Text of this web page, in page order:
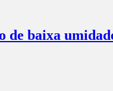
de baixa